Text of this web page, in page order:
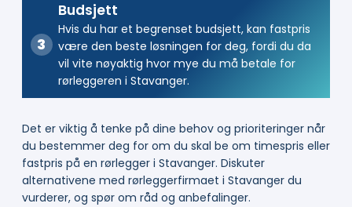
Budsjett
Hvis du har et begrenset budsjett, kan fastpris
være den beste løsningen for deg, fordi du da
vil vite nøyaktig hvor mye du må betale for
rørleggeren i Stavanger.
Det er viktig å tenke på dine behov og prioriteringer når
du bestemmer deg for om du skal be om timespris eller
fastpris på en rørlegger i Stavanger. Diskuter
alternativene med rørleggerfirmaet i Stavanger du
vurderer, og spør om råd og anbefalinger.